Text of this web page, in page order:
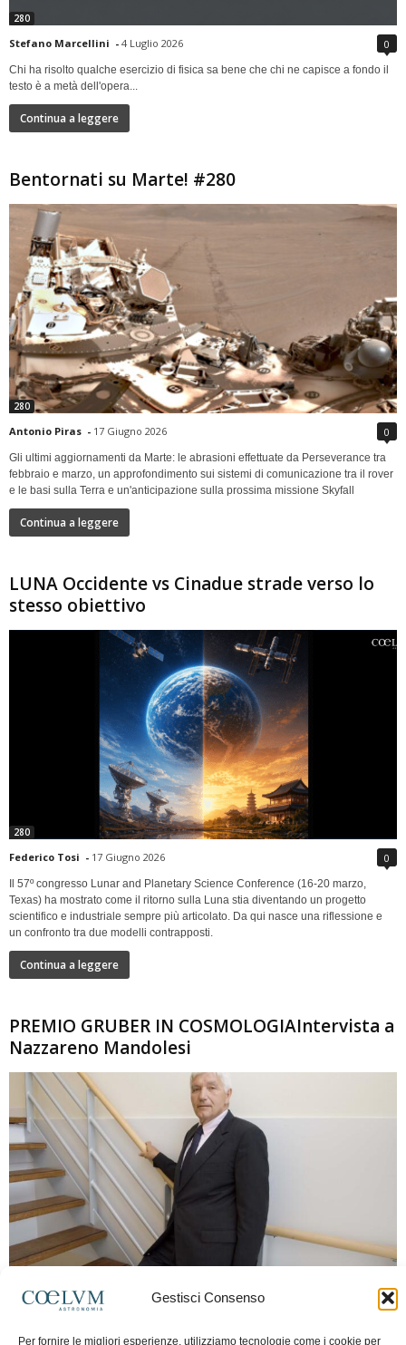
Gestisci Consenso
Per fornire le migliori esperienze, utilizziamo tecnologie come i cookie per
280
Stefano Marcellini - 4 Luglio 2026 0
Chi ha risolto qualche esercizio di fisica sa bene che chi ne capisce a fondo il
testo è a metà dell'opera...
Continua a leggere
Bentornati su Marte! #280
280
Antonio Piras - 17 Giugno 2026 0
Gli ultimi aggiornamenti da Marte: le abrasioni effettuate da Perseverance tra
febbraio e marzo, un approfondimento sui sistemi di comunicazione tra il rover
e le basi sulla Terra e un'anticipazione sulla prossima missione Skyfall
Continua a leggere
LUNA Occidente vs Cinadue strade verso lo
stesso obiettivo
280
Federico Tosi - 17 Giugno 2026 0
Il 57º congresso Lunar and Planetary Science Conference (16-20 marzo,
Texas) ha mostrato come il ritorno sulla Luna stia diventando un progetto
scientifico e industriale sempre più articolato. Da qui nasce una riflessione e
un confronto tra due modelli contrapposti.
Continua a leggere
PREMIO GRUBER IN COSMOLOGIAIntervista a
Nazzareno Mandolesi
Frida Paolella - 16 Giugno 2026 0
spaziale europea e della missione Planck. Il dialogo ripercorre i principali